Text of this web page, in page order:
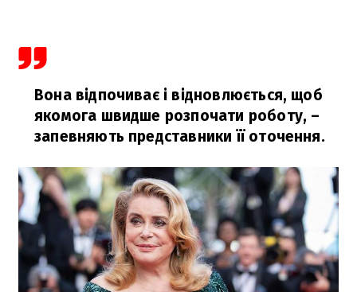
Вона відпочиває і відновлюється, щоб
якомога швидше розпочати роботу, –
запевняють представники її оточення.